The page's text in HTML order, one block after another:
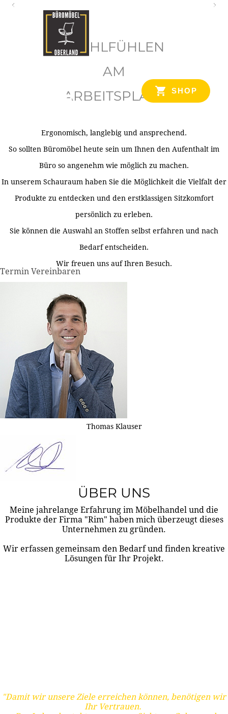
SHOP
WOHLFÜHLEN
AM
ARBEITSPLATZ
Ergonomisch, langlebig und ansprechend.
So sollten Büromöbel heute sein um Ihnen den Aufenthalt im
Büro so angenehm wie möglich zu machen.
In unserem Schauraum haben Sie die Möglichkeit die Vielfalt der
Produkte zu entdecken und den erstklassigen Sitzkomfort
persönlich zu erleben.
Sie können die Auswahl an Stoffen selbst erfahren und nach
Bedarf entscheiden.
Wir freuen uns auf Ihren Besuch.
Termin Vereinbaren
Thomas Klauser
ÜBER UNS
Meine jahrelange Erfahrung im Möbelhandel und die
Produkte der Firma "Rim" haben mich überzeugt dieses
Unternehmen zu gründen.
Wir erfassen gemeinsam den Bedarf und finden kreative
Lösungen für Ihr Projekt.
"Damit wir unsere Ziele erreichen können, benötigen wir
Ihr Vertrauen.